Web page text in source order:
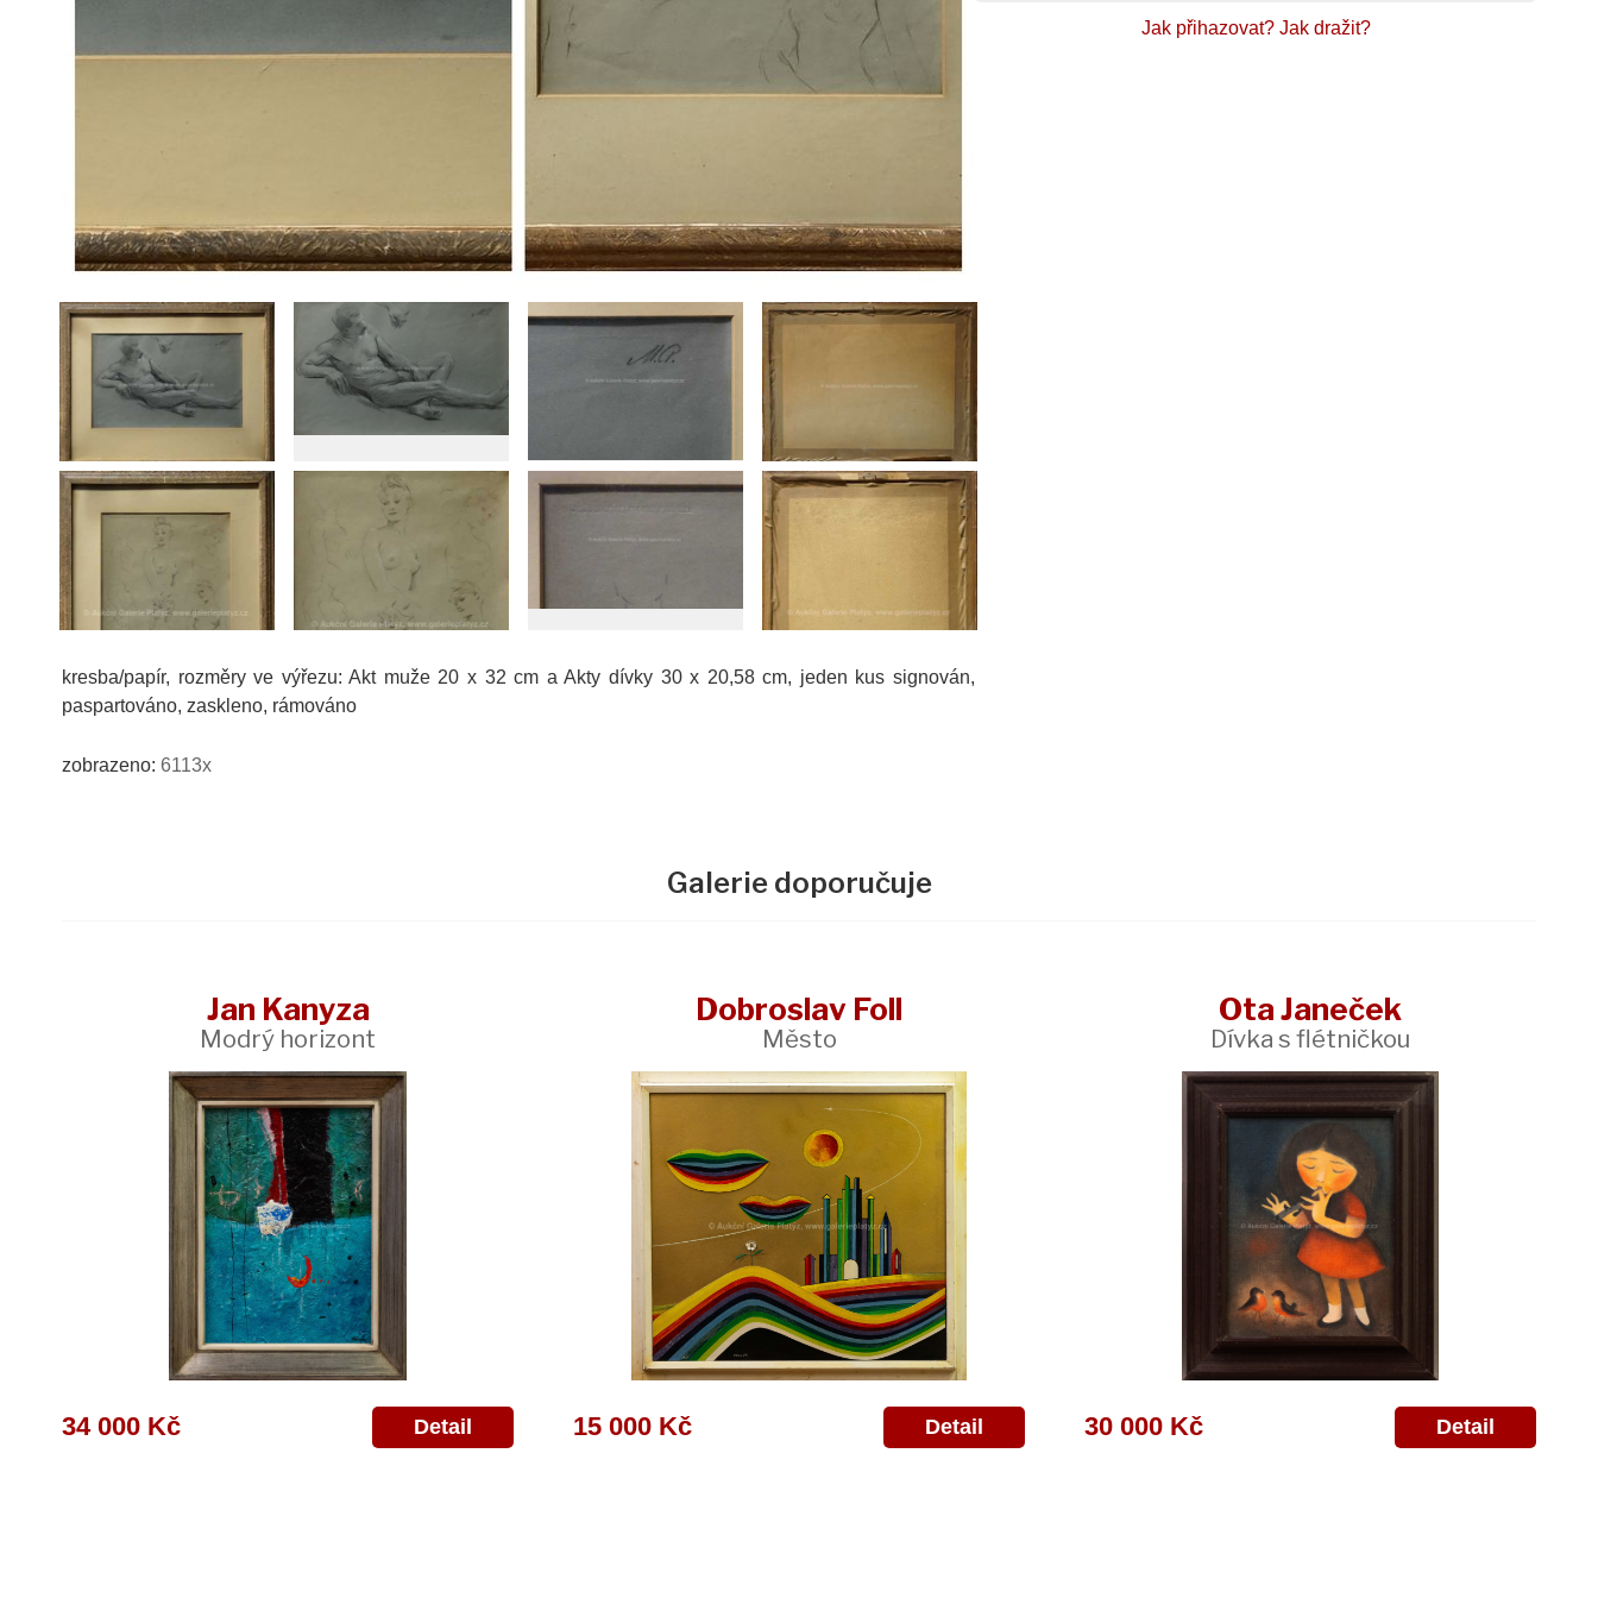
kresba/papír, rozměry ve výřezu: Akt muže 20 x 32 cm a Akty dívky 30 x 20,58 cm, jeden kus signován,
paspartováno, zaskleno, rámováno
zobrazeno: 6113x
Jak přihazovat? Jak dražit?
Galerie doporučuje
Jan Kanyza
Modrý horizont
34 000 Kč Detail
Dobroslav Foll
Město
15 000 Kč Detail
Ota Janeček
Dívka s flétničkou
30 000 Kč Detail